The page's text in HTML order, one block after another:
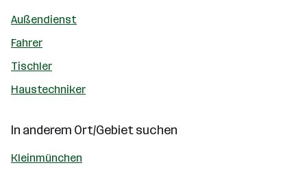
Außendienst
Fahrer
Tischler
Haustechniker
In anderem Ort/Gebiet suchen
Kleinmünchen